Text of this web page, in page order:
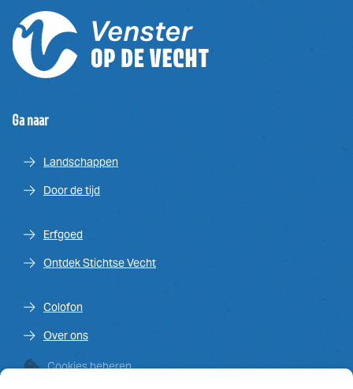
Ga naar
Landschappen
Door de tijd
Erfgoed
Ontdek Stichtse Vecht
Colofon
Over ons
Cookies beheren